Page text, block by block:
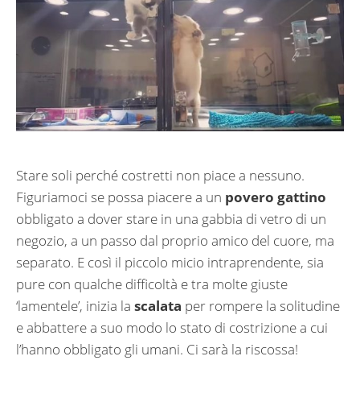
Stare soli perché costretti non piace a nessuno.
Figuriamoci se possa piacere a un povero gattino
obbligato a dover stare in una gabbia di vetro di un
negozio, a un passo dal proprio amico del cuore, ma
separato. E così il piccolo micio intraprendente, sia
pure con qualche difficoltà e tra molte giuste
‘lamentele’, inizia la scalata per rompere la solitudine
e abbattere a suo modo lo stato di costrizione a cui
l’hanno obbligato gli umani. Ci sarà la riscossa!